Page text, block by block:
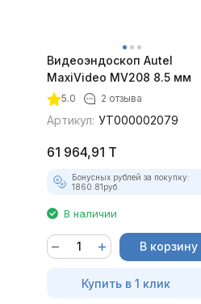
Видеоэндоскоп Autel
MaxiVideo MV208 8.5 мм
5.0 2 отзыва
Артикул: УТ000002079
61 964,91 T
Бонусных рублей за покупку:
1860.81руб.
В наличии
В корзину
Купить в 1 клик